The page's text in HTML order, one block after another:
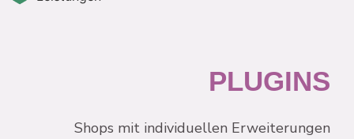
PLUGINS
Shops mit individuellen Erweiterungen